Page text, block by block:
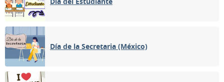
Día de la Secretaria (México)